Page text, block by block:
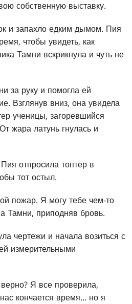
собственную выставку.
и запахло едким дымом. Пия
чтобы увидеть, как
Тамни вскрикнула и чуть не
за руку и помогла ей
Взглянув вниз, она увидела
ученицы, загоревшийся
жара латунь гнулась и
отпросила топтер в
тот остыл.
пожар. Я могу тебе чем-то
Тамни, приподняв бровь.
чертежи и начала возиться с
измерительными
Я все проверила,
кончается время... но я